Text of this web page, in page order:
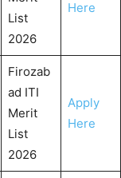
List
2026
Here
Firozab
ad ITI
Merit
List
2026
Apply
Here